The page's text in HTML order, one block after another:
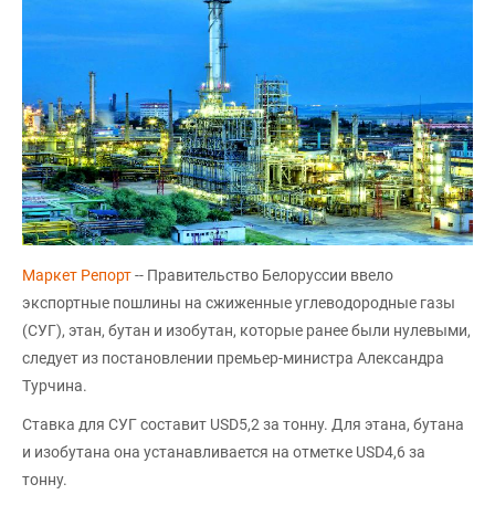
Маркет Репорт-- Правительство Белоруссии ввело
экспортные пошлины на сжиженные углеводородные газы
(СУГ), этан, бутан и изобутан, которые ранее были нулевыми,
следует из постановлении премьер-министра Александра
Турчина.
Ставка для СУГ составит USD5,2 за тонну. Для этана, бутана
и изобутана она устанавливается на отметке USD4,6 за
тонну.